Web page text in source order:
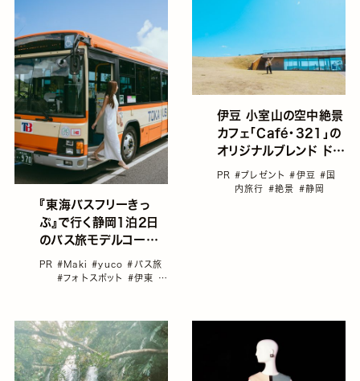
『東海バスフリーきっ
ぷ』で行く静岡1泊2日
のバス旅モデルコース6
選
PR #Maki#yuco#バス旅
#フォトスポット #伊東
#
伊豆 小室山の空中絶景
カフェ「Café・321」の
オリジナルブレンド ドリ
ップパックコーヒー5袋
セットを抽選で40名に
PR #プレゼント#伊豆#国
内旅行 #絶景 #静岡